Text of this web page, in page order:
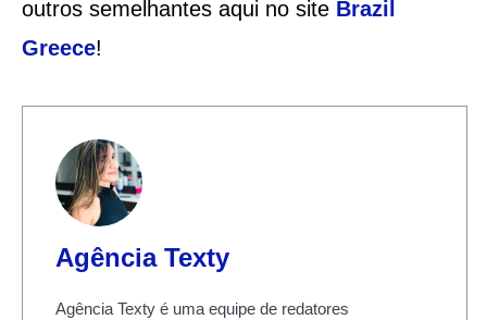
outros semelhantes aqui no site Brazil
Greece!
Agência Texty
Agência Texty é uma equipe de redatores